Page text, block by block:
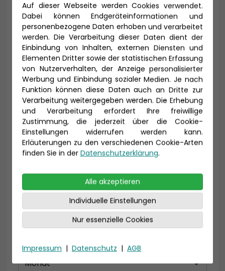
Titel
Vorname * Nachname *
E-Mail *
Geburtsdatum
Auf dieser Webseite werden Cookies verwendet.
Dabei können Endgeräteinformationen und
personenbezogene Daten erhoben und verarbeitet
werden. Die Verarbeitung dieser Daten dient der
Einbindung von Inhalten, externen Diensten und
Elementen Dritter sowie der statistischen Erfassung
von Nutzerverhalten, der Anzeige personalisierter
Werbung und Einbindung sozialer Medien. Je nach
Funktion können diese Daten auch an Dritte zur
Verarbeitung weitergegeben werden. Die Erhebung
und Verarbeitung erfordert Ihre freiwillige
Zustimmung, die jederzeit über die Cookie-
Einstellungen widerrufen werden kann.
Erläuterungen zu den verschiedenen Cookie-Arten
finden Sie in der Datenschutzerklärung.
Alle akzeptieren
Individuelle Einstellungen
Nur essenzielle Cookies
Impressum | Datenschutz | AGB